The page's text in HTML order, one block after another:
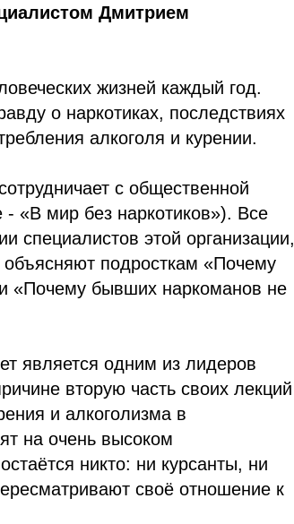
Дмитрием
жизней каждый год.
о наркотиках, последствиях
алкоголя и курении.
с общественной
- «В мир без наркотиков»). Все
специалистов этой организации,
подросткам «Почему
и «Почему бывших наркоманов не
является одним из лидеров
вторую часть своих лекций
и алкоголизма в
на очень высоком
никто: ни курсанты, ни
своё отношение к